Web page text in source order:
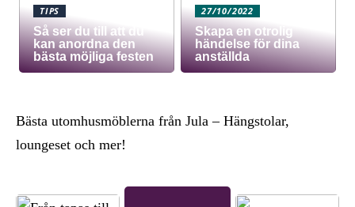
TIPS
Så ser du till att du
kan anordna den
bästa möjliga festen
27/10/2022
Skapa en otrolig
händelse för dina
anställda
Bästa utomhusmöblerna från Jula – Hängstolar,
loungeset och mer!